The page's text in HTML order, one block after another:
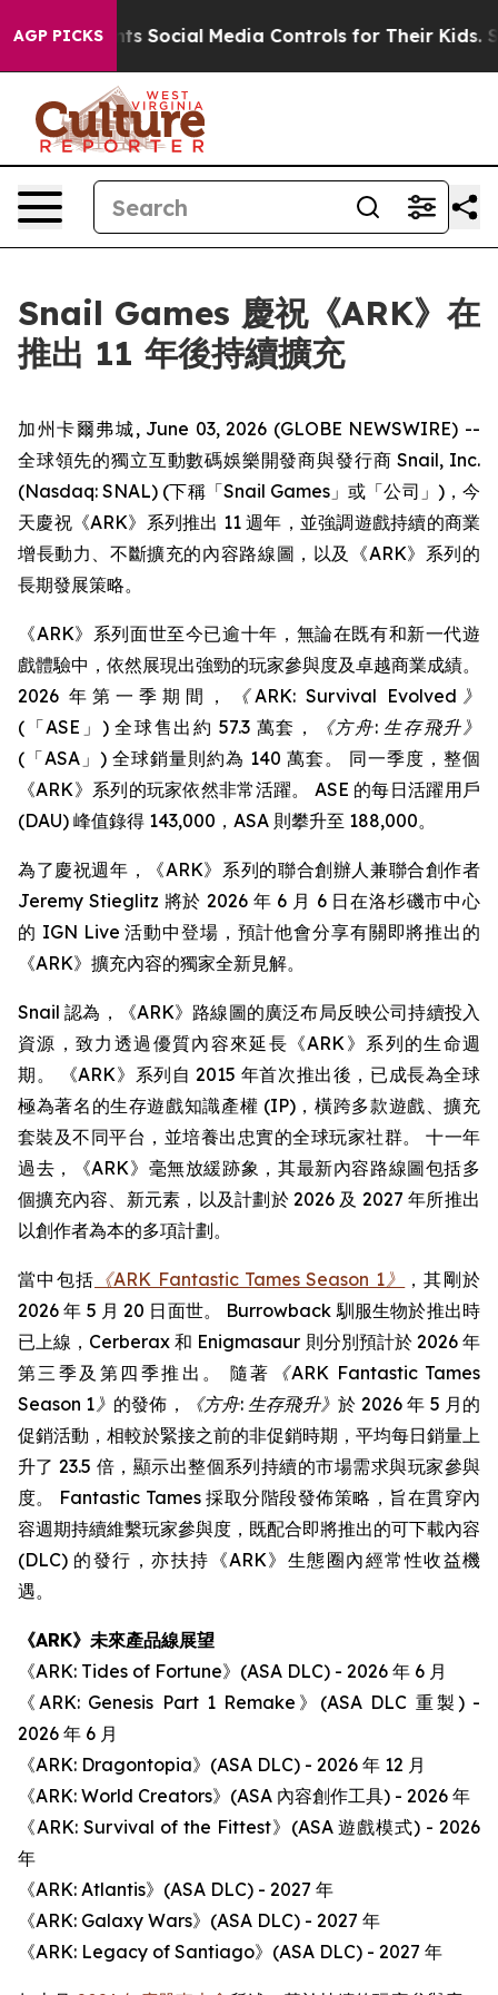
AGP PICKS
Parents Social Media Controls for Their Kids.
Snail Games 慶祝《ARK》在
推出 11 年後持續擴充
加州卡爾弗城, June 03, 2026 (GLOBE NEWSWIRE) --
全球領先的獨立互動數碼娛樂開發商與發行商 Snail, Inc.
(Nasdaq: SNAL) (下稱「Snail Games」或「公司」)，今
天慶祝《ARK》系列推出 11 週年，並強調遊戲持續的商業
增長動力、不斷擴充的內容路線圖，以及《ARK》系列的
長期發展策略。
《ARK》系列面世至今已逾十年，無論在既有和新一代遊
戲體驗中，依然展現出強勁的玩家參與度及卓越商業成績。
2026 年第一季期間，
《ARK: Survival Evolved》
(「ASE」) 全球售出約 57.3 萬套，
《方舟: 生存飛升》
(「ASA」) 全球銷量則約為 140 萬套。 同一季度，整個
《ARK》系列的玩家依然非常活躍。 ASE 的每日活躍用戶
(DAU) 峰值錄得 143,000，ASA 則攀升至 188,000。
為了慶祝週年，《ARK》系列的聯合創辦人兼聯合創作者
Jeremy Stieglitz 將於 2026 年 6 月 6 日在洛杉磯市中心
的 IGN Live 活動中登場，預計他會分享有關即將推出的
《ARK》擴充內容的獨家全新見解。
Snail 認為，《ARK》路線圖的廣泛布局反映公司持續投入
資源，致力透過優質內容來延長《ARK》系列的生命週
期。 《ARK》系列自 2015 年首次推出後，已成長為全球
極為著名的生存遊戲知識產權 (IP)，橫跨多款遊戲、擴充
套裝及不同平台，並培養出忠實的全球玩家社群。 十一年
過去，《ARK》毫無放緩跡象，其最新內容路線圖包括多
個擴充內容、新元素，以及計劃於 2026 及 2027 年所推出
以創作者為本的多項計劃。
當中包括 《ARK Fantastic Tames Season 1》
，其剛於
2026 年 5 月 20 日面世。 Burrowback 馴服生物於推出時
已上線，Cerberax 和 Enigmasaur 則分別預計於 2026 年
第三季及第四季推出。 隨著
《ARK Fantastic Tames
Season 1》 的發佈， 《方舟: 生存飛升》於 2026 年 5 月的
促銷活動，相較於緊接之前的非促銷時期，平均每日銷量上
升了 23.5 倍，顯示出整個系列持續的市場需求與玩家參與
度。 Fantastic Tames 採取分階段發佈策略，旨在貫穿內
容週期持續維繫玩家參與度，既配合即將推出的可下載內容
(DLC) 的發行，亦扶持《ARK》生態圈內經常性收益機
遇。
《ARK》未來產品線展望
《ARK: Tides of Fortune》(ASA DLC) - 2026 年 6 月
《ARK: Genesis Part 1 Remake》(ASA DLC 重製) -
2026 年 6 月
《ARK: Dragontopia》(ASA DLC) - 2026 年 12 月
《ARK: World Creators》(ASA 內容創作工具) - 2026 年
《ARK: Survival of the Fittest》(ASA 遊戲模式) - 2026
年
《ARK: Atlantis》(ASA DLC) - 2027 年
《ARK: Galaxy Wars》(ASA DLC) - 2027 年
《ARK: Legacy of Santiago》(ASA DLC) - 2027 年